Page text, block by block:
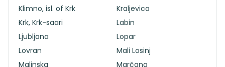
Klimno, isl. of Krk
Kraljevica
Krk, Krk-saari
Labin
Ljubljana
Lopar
Lovran
Mali Losinj
Malinska
Marčana